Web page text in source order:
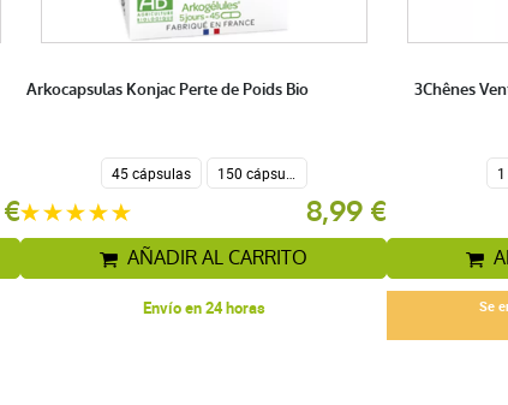
Arkocapsulas Konjac Perte de Poids Bio
45 cápsulas
8,99 €
AÑADIR AL CARRITO
Envío en 24 horas
3Chênes
Se